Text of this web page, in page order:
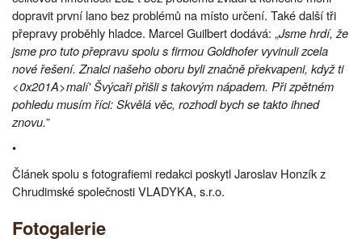
dopravit první lano bez problémů na místo určení. Také další tři
přepravy proběhly hladce. Marcel Guilbert dodává: „Jsme hrdí, že
jsme pro tuto přepravu spolu s firmou Goldhofer vyvinuli zcela
nové řešení. Znalci našeho oboru byli značně překvapeni, když ti
<0x201A>malí' Švýcaři přišli s takovým nápadem. Při zpětném
pohledu musím říci: Skvělá věc, rozhodl bych se takto ihned
znovu.”
•
Článek spolu s fotografiemi redakci poskytl Jaroslav Honzík z
Chrudimské společnosti VLADYKA, s.r.o.
Fotogalerie